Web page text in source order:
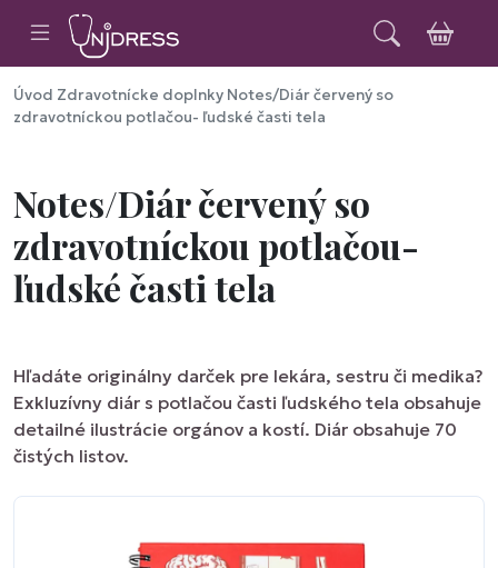
Úvod Zdravotnícke doplnky Notes/Diár červený so
zdravotníckou potlačou- ľudské časti tela
Notes/Diár červený so
zdravotníckou potlačou-
ľudské časti tela
Hľadáte originálny darček pre lekára, sestru či medika?
Exkluzívny diár s potlačou časti ľudského tela obsahuje
detailné ilustrácie orgánov a kostí. Diár obsahuje 70
čistých listov.